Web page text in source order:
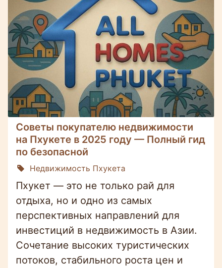
Советы покупателю недвижимости
на Пхукете в 2025 году — Полный гид
по безопасной
Недвижимость Пхукета
Пхукет — это не только рай для
отдыха, но и одно из самых
перспективных направлений для
инвестиций в недвижимость в Азии.
Сочетание высоких туристических
потоков, стабильного роста цен и